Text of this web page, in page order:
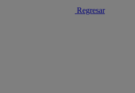
Regresar